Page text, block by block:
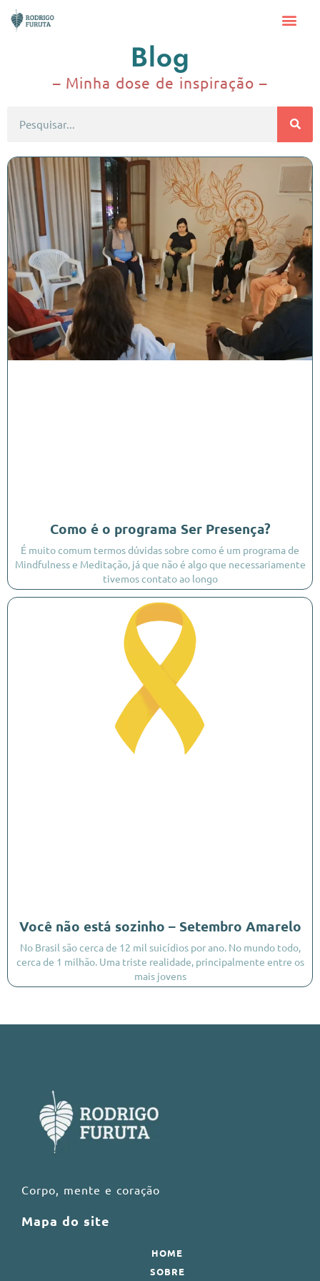
Blog
– Minha dose de inspiração –
Como é o programa Ser Presença?
É muito comum termos dúvidas sobre como é um programa de
Mindfulness e Meditação, já que não é algo que necessariamente
tivemos contato ao longo
Você não está sozinho – Setembro Amarelo
No Brasil são cerca de 12 mil suicídios por ano. No mundo todo,
cerca de 1 milhão. Uma triste realidade, principalmente entre os
mais jovens
Corpo, mente e coração
Mapa do site
HOME
SOBRE